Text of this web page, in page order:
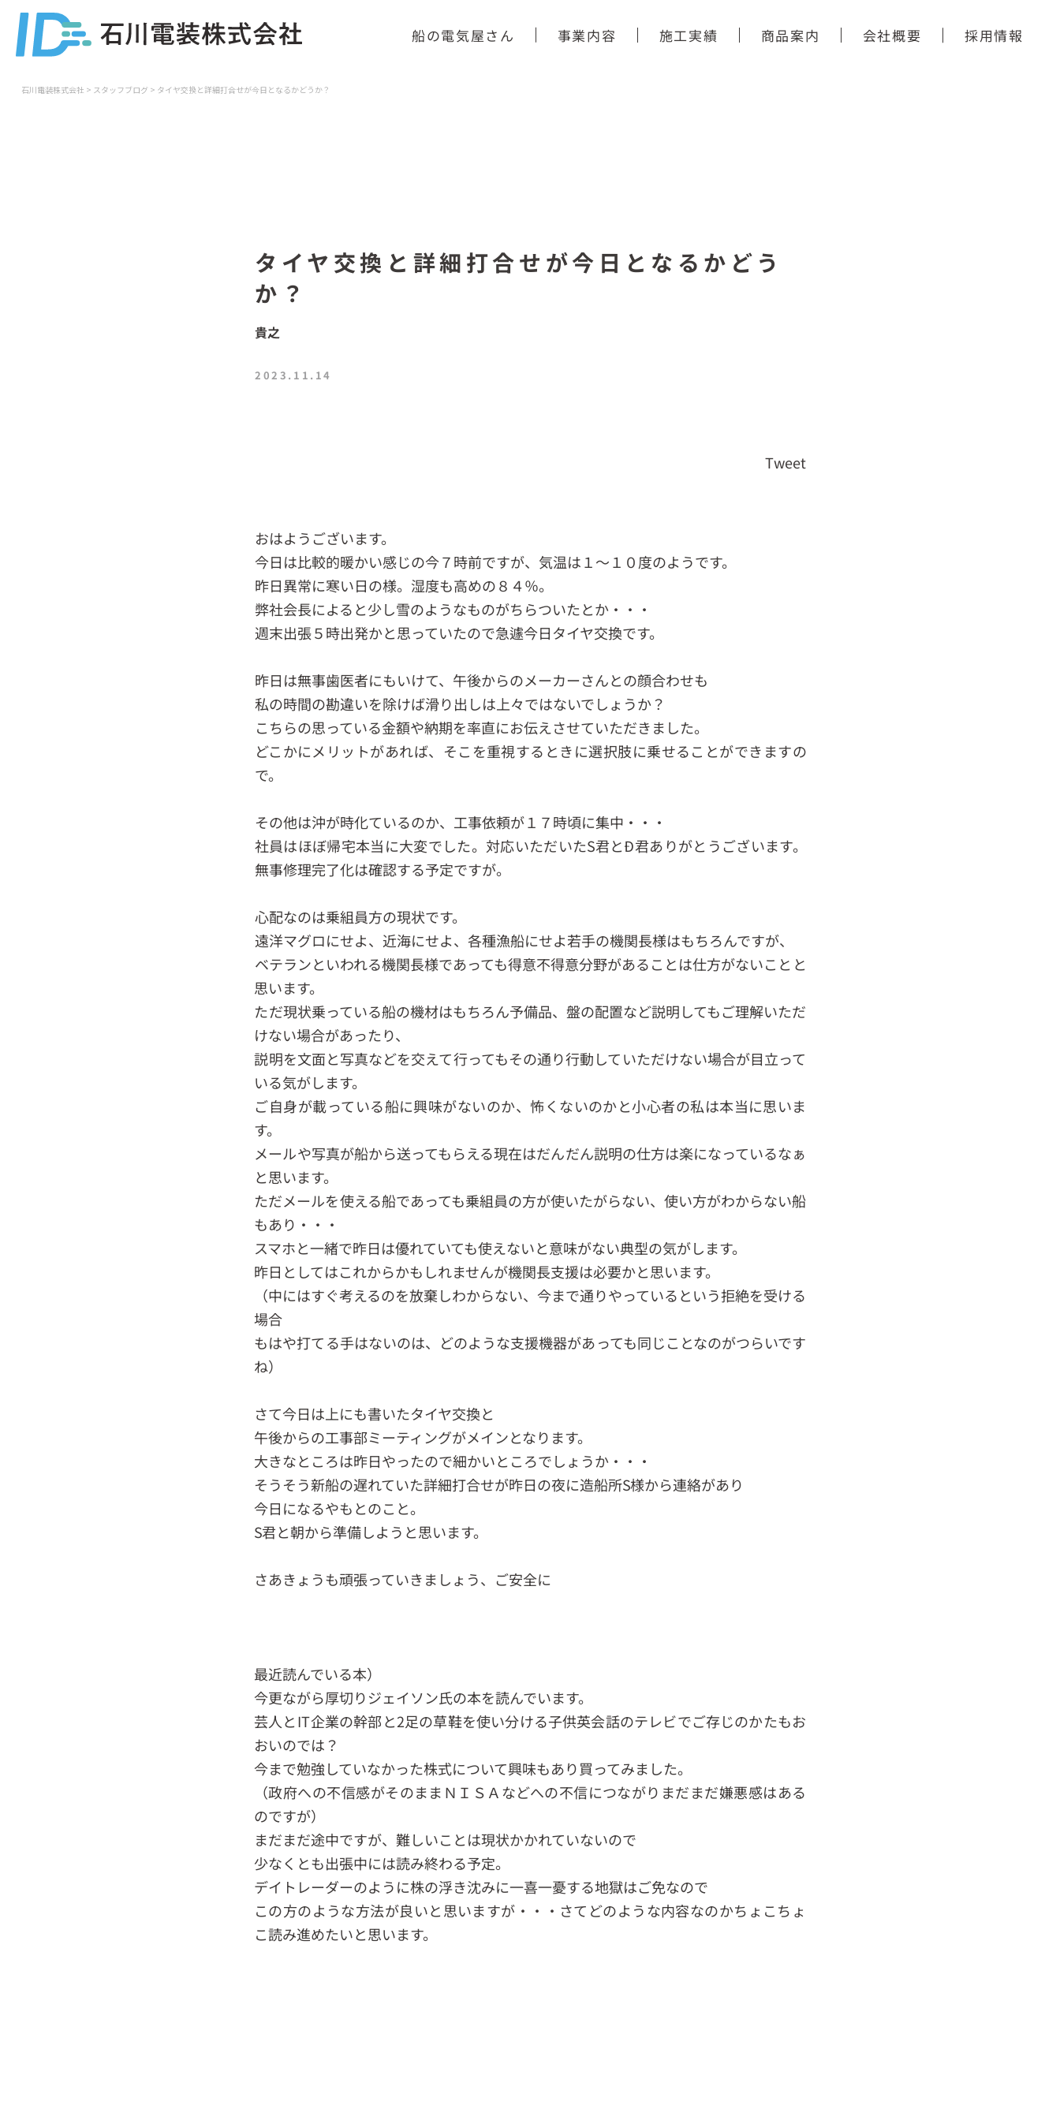
船の電気屋さん 事業内容 施工実績 商品案内 会社概要 採用情報
石川電装株式会社 > スタッフブログ > タイヤ交換と詳細打合せが今日となるかどうか？
タイヤ交換と詳細打合せが今日となるかどう
か？
貴之
2023.11.14
Tweet
おはようございます。
今日は比較的暖かい感じの今７時前ですが、気温は１～１０度のようです。
昨日異常に寒い日の様。湿度も高めの８４％。
弊社会長によると少し雪のようなものがちらついたとか・・・
週末出張５時出発かと思っていたので急遽今日タイヤ交換です。
昨日は無事歯医者にもいけて、午後からのメーカーさんとの顔合わせも
私の時間の勘違いを除けば滑り出しは上々ではないでしょうか？
こちらの思っている金額や納期を率直にお伝えさせていただきました。
どこかにメリットがあれば、そこを重視するときに選択肢に乗せることができますの
で。
その他は沖が時化ているのか、工事依頼が１７時頃に集中・・・
社員はほぼ帰宅本当に大変でした。対応いただいたS君とÐ君ありがとうございます。
無事修理完了化は確認する予定ですが。
心配なのは乗組員方の現状です。
遠洋マグロにせよ、近海にせよ、各種漁船にせよ若手の機関長様はもちろんですが、
ベテランといわれる機関長様であっても得意不得意分野があることは仕方がないことと
思います。
ただ現状乗っている船の機材はもちろん予備品、盤の配置など説明してもご理解いただ
けない場合があったり、
説明を文面と写真などを交えて行ってもその通り行動していただけない場合が目立って
いる気がします。
ご自身が載っている船に興味がないのか、怖くないのかと小心者の私は本当に思いま
す。
メールや写真が船から送ってもらえる現在はだんだん説明の仕方は楽になっているなぁ
と思います。
ただメールを使える船であっても乗組員の方が使いたがらない、使い方がわからない船
もあり・・・
スマホと一緒で昨日は優れていても使えないと意味がない典型の気がします。
昨日としてはこれからかもしれませんが機関長支援は必要かと思います。
（中にはすぐ考えるのを放棄しわからない、今まで通りやっているという拒絶を受ける
場合
もはや打てる手はないのは、どのような支援機器があっても同じことなのがつらいです
ね）
さて今日は上にも書いたタイヤ交換と
午後からの工事部ミーティングがメインとなります。
大きなところは昨日やったので細かいところでしょうか・・・
そうそう新船の遅れていた詳細打合せが昨日の夜に造船所S様から連絡があり
今日になるやもとのこと。
S君と朝から準備しようと思います。
さあきょうも頑張っていきましょう、ご安全に
最近読んでいる本）
今更ながら厚切りジェイソン氏の本を読んでいます。
芸人とIT企業の幹部と2足の草鞋を使い分ける子供英会話のテレビでご存じのかたもお
おいのでは？
今まで勉強していなかった株式について興味もあり買ってみました。
（政府への不信感がそのままＮＩＳＡなどへの不信につながりまだまだ嫌悪感はある
のですが）
まだまだ途中ですが、難しいことは現状かかれていないので
少なくとも出張中には読み終わる予定。
デイトレーダーのように株の浮き沈みに一喜一憂する地獄はご免なので
この方のような方法が良いと思いますが・・・さてどのような内容なのかちょこちょ
こ読み進めたいと思います。